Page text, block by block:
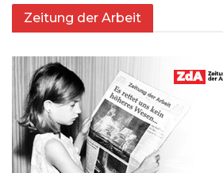
Zeitung der Arbeit